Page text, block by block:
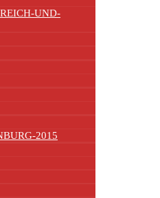
UND-
2015